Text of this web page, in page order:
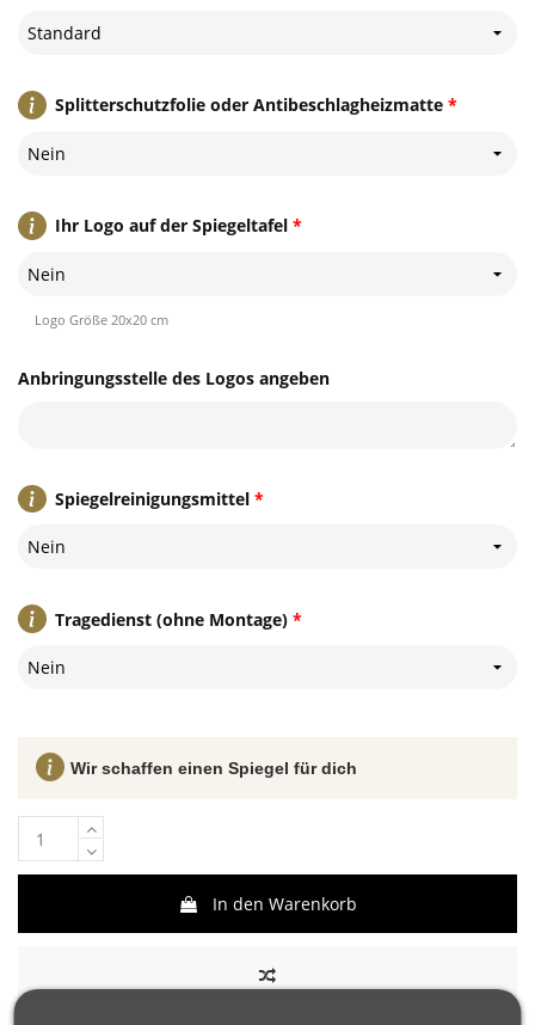
Standard
*
Splitterschutzfolie oder Antibeschlagheizmatte
Nein
*
Ihr Logo auf der Spiegeltafel
Nein
Logo Größe 20x20 cm
Anbringungsstelle des Logos angeben
*
Spiegelreinigungsmittel
Nein
*
Tragedienst (ohne Montage)
Nein
In den Warenkorb
Wir schaffen einen Spiegel für dich